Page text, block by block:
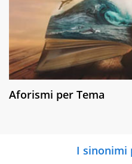
Aforismi per Tema
I sinonimi